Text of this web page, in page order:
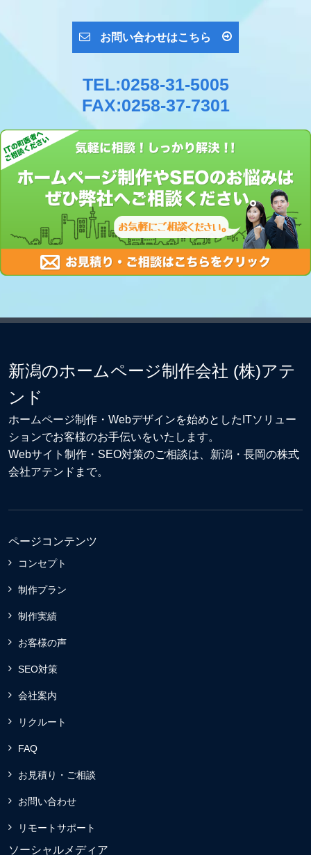
お問い合わせはこちら
TEL:0258-31-5005
FAX:0258-37-7301
新潟のホームページ制作会社 (株)アテ
ンド
ホームページ制作・Webデザインを始めとしたITソリュー
ションでお客様のお手伝いをいたします。
Webサイト制作 ・ SEO対策のご相談は、新潟・長岡の株式
会社アテンドまで。
ページコンテンツ
コンセプト
制作プラン
制作実績
お客様の声
SEO対策
会社案内
リクルート
FAQ
お見積り・ご相談
お問い合わせ
リモートサポート
ソーシャルメディア